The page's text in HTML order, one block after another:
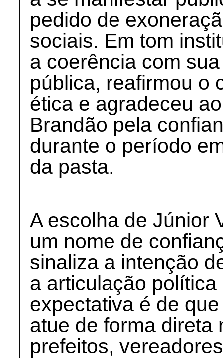
pedido de
sociais. Em tom
a coerência com
pública, reafirmou o
ética e agradeceu
Brandão pela
durante o período
da pasta.
A escolha de Júnior
um nome de
sinaliza a intenção
a articulação política
expectativa é de
atue de forma direta
prefeitos,